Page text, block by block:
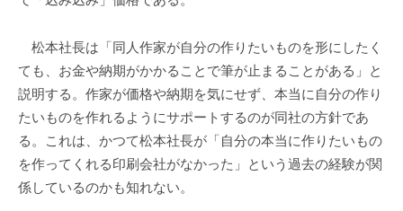
松本社長は「同人作家が自分の作りたいものを形にしたく
ても、お金や納期がかかることで筆が止まることがある」と
説明する。作家が価格や納期を気にせず、本当に自分の作り
たいものを作れるようにサポートするのが同社の方針であ
る。これは、かつて松本社長が「自分の本当に作りたいもの
を作ってくれる印刷会社がなかった」という過去の経験が関
係しているのかも知れない。